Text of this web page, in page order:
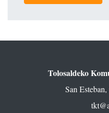
Tolosaldeko
San